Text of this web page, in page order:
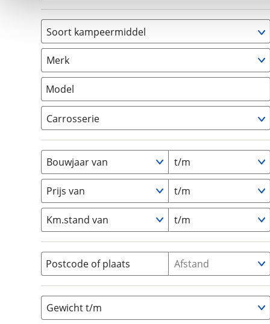
Cookieverklaring.
Met cookies en
Functionele cookies
om de site continu te
technologie die je
en beperkte
Soort kampeermiddel
Camper (1)
Caravan
Vouwwagen
Merk
Model
Carrosserie
Alkoof (0)
Busmodel
Caravan (0)
Half-integraal
Integraal (0)
Opzetunit (0
Vouwwagen (0)
Bouwjaar van t/m
Prijs van t/m
Km.stand van t/m
Postcode of plaats Afstand
Gewicht t/m